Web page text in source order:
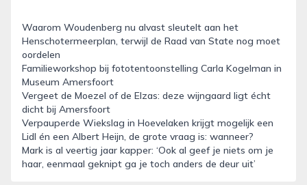
Waarom Woudenberg nu alvast sleutelt aan het
Henschotermeerplan, terwijl de Raad van State nog moet
oordelen
Familieworkshop bij fototentoonstelling Carla Kogelman in
Museum Amersfoort
Vergeet de Moezel of de Elzas: deze wijngaard ligt écht
dicht bij Amersfoort
Verpauperde Wiekslag in Hoevelaken krijgt mogelijk een
Lidl én een Albert Heijn, de grote vraag is: wanneer?
Mark is al veertig jaar kapper: ‘Ook al geef je niets om je
haar, eenmaal geknipt ga je toch anders de deur uit’